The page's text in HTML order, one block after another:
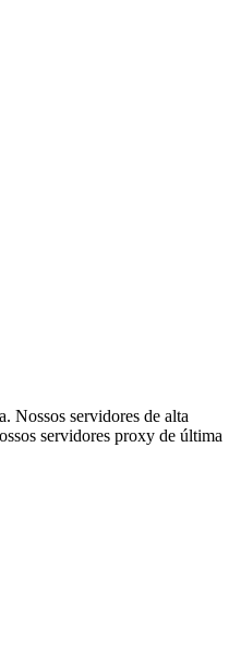
Nossos servidores de alta
servidores proxy de última